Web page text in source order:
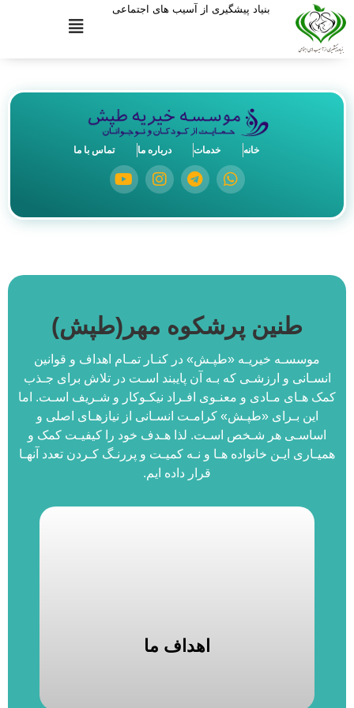
بنیاد پیشگیری از آسیب های اجتماعی
خانه خدمات درباره ما تماس با ما
طنین پرشکوه مهر(طپش)
موسسـه خیريـه «طپـش» در کنـار تمـام اهداف و قوانین
انسـانی و ارزشـی که بـه آن پايبند اسـت در تلاش برای جـذب
کمک هـای مـادی و معنـوی افـراد نیکـوکار و شـريف اسـت. اما
اين بـرای «طپـش» کرامـت انسـانی از نیازهـای اصلی و
اساسـی هر شـخص اسـت. لذا هـدف خود را کیفیـت کمک و
همیـاری ايـن خانواده هـا و نـه کمیـت و پررنـگ کـردن تعدد آنهـا
قرار داده ايم.
اهداف ما
1) حمایت مادی و معنوی از زنان بی سرپرت و